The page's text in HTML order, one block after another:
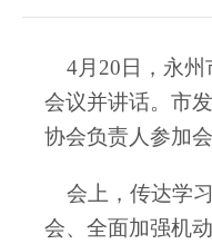
4月20日，永州
会议并讲话。市
协会负责人参加会
会上，传达学
会、全面加强机